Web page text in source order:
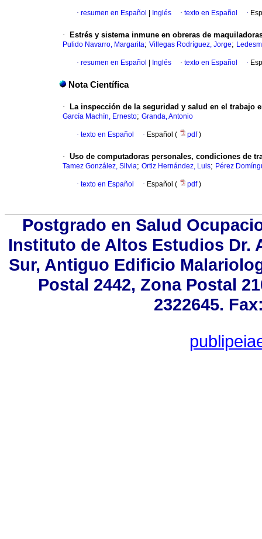
· resumen en Español Inglés · texto en Español ·
· Estrés y sistema inmune en obreras de
Pulido Navarro, Margarita; Villegas Rodríguez, Jorge;
· resumen en Español Inglés · texto en Español ·
Nota Científica
· La inspección de la seguridad y salud en el trabajo
García Machín, Ernesto; Granda, Antonio
· texto en Español · Español ( pdf)
· Uso de computadoras personales, condiciones de
Tamez González, Silvia; Ortiz Hernández, Luis; Pérez
· texto en Español · Español ( pdf)
Postgrado en Salud
Instituto de Altos Estudios Dr.
Sur, Antiguo Edificio
Postal 2442, Zona Postal
2322645.